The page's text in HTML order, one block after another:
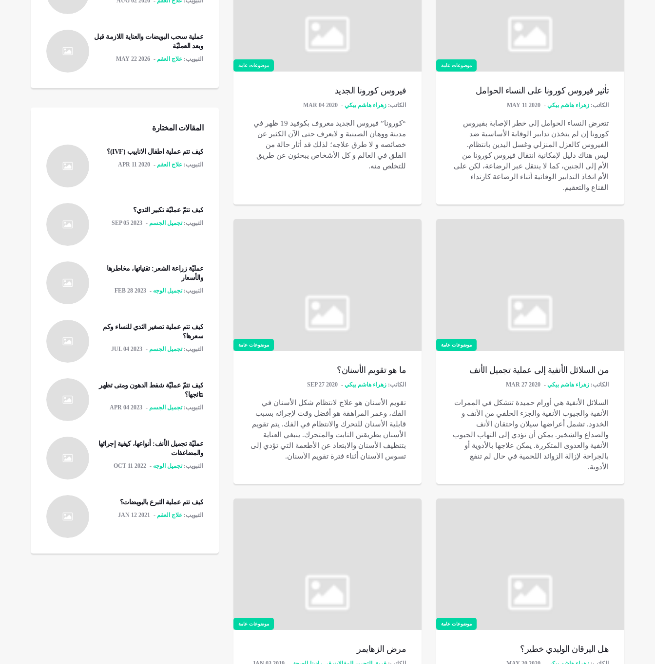
موضوعات عامة
تأثير فيروس كورونا على النساء الحوامل
الكاتب: زهراء هاشم بيكي MAY 11 2020
تتعرض النساء الحوامل إلی خطر الإصابة بفيروس
كورونا إن لم يتخذن تدابير الوقاية الأساسية ضد
الفيروس كالعزل المنزلي وغسل اليدين بانتظام.
ليس هناك دليل لإمكانية انتقال فيروس كورونا من
الأم إلى الجنين، كما لا ينتقل عبر الرضاعة، لكن على
الأم اتخاذ التدابير الوقائية أثناء الرضاعة كارتداء
القناع والتعقيم.
موضوعات عامة
فيروس كورونا الجديد
الكاتب: زهراء هاشم بيكي MAR 04 2020
“كورونا” فيروس الجديد معروف بكوفيد 19 ظهر في
مدينة ووهان الصينية و لايعرف حتى الآن الكثير عن
خصائصه و لا طرق علاجه؛ لذلك قد أثار حالة من
القلق في العالم و كل الأشخاص يبحثون عن طريق
للتخلص منه.
موضوعات عامة
من السلائل الأنفية إلى عملية تجميل الأنف
الكاتب: زهراء هاشم بيكي MAR 27 2020
السلائل الأنفية هي أورام حميدة تتشكل في الممرات
الأنفية والجيوب الأنفية والجزء الخلفي من الأنف و
الخدود. تشمل أعراضها سيلان واحتقان الأنف
والصداع والشخير. يمكن أن تؤدي إلى التهاب الجيوب
الأنفية والعدوى المتكررة. يمكن علاجها بالأدوية أو
بالجراحة لإزالة الزوائد اللحمية في حال لم تنفع
الأدوية.
موضوعات عامة
ما هو تقويم الأسنان؟
الكاتب: زهراء هاشم بيكي SEP 27 2020
تقويم الأسنان هو علاج لانتظام شكل الأسنان في
الفك، وعمر المراهقة هو أفضل وقت لإجرائه بسبب
قابلية الأسنان للتحرك والانتظام في الفك. يتم تقويم
الأسنان بطريقتن الثابت والمتحرك. ينبغي العناية
بتنظيف الأسنان والابتعاد عن الأطعمة التي تؤدي إلى
تسوس الأسنان أثناء فترة تقويم الأسنان.
موضوعات عامة
هل اليرقان الوليدي خطير؟
موضوعات عامة
مرض الزهايمر
عملية سحب البويضات والعناية اللازمة قبل
وبعد العمليّة
التبويب: علاج العقم MAY 22 2026
المقالات المختارة
كيف تتم عملية اطفال الانابيب (IVF)؟
التبويب: علاج العقم APR 11 2020
كيف تتمّ عمليّة تكبير الثدي؟
التبويب: تجميل الجسم SEP 05 2023
عمليّة زراعة الشعر: تقنياتها، مخاطرها
والأسعار
التبويب: تجميل الوجه FEB 28 2023
كيف تتم عملية تصغير الثدي للنساء وكم
سعرها؟
التبويب: تجميل الجسم JUL 04 2023
كيف تتمّ عمليّة شفط الدهون ومتى تظهر
نتائجها؟
التبويب: تجميل الجسم APR 04 2023
عمليّة تجميل الأنف: أنواعها، كيفية إجرائها
والمضاعفات
التبويب: تجميل الوجه OCT 11 2022
كيف تتم عملية التبرع بالبويضات؟
التبويب: علاج العقم JAN 12 2021